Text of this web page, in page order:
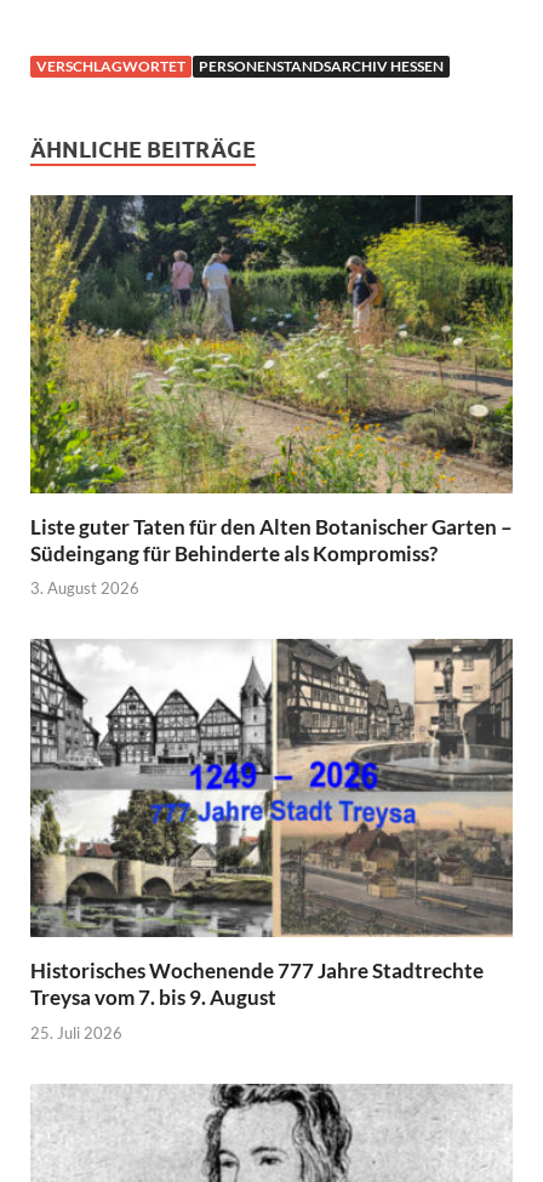
VERSCHLAGWORTET PERSONENSTANDSARCHIV HESSEN
ÄHNLICHE BEITRÄGE
Liste guter Taten für den Alten Botanischer Garten –
Südeingang für Behinderte als Kompromiss?
3. August 2026
Historisches Wochenende 777 Jahre Stadtrechte
Treysa vom 7. bis 9. August
25. Juli 2026